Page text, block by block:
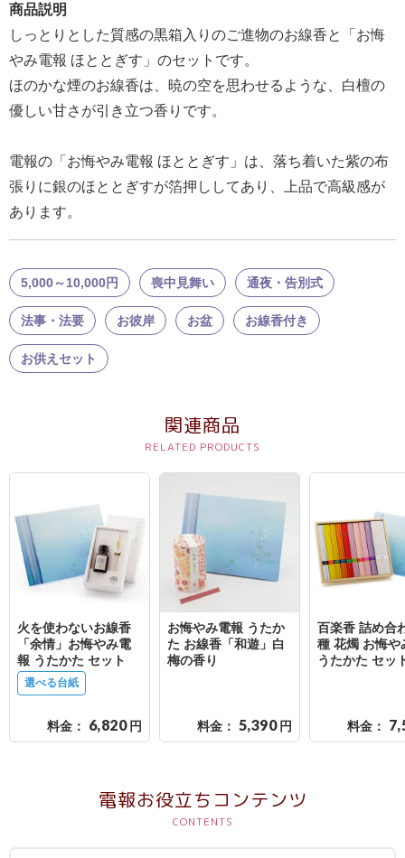
ニ
ュ
ア
ル・
み
な
の
文
集
例
電
報-
Tips
お
悔
や
み
商品説明
しっとりとした質感の黒箱入りのご進物のお線香と「お悔
やみ電報 ほととぎす」のセットです。
ほのかな煙のお線香は、暁の空を思わせるような、白檀の
優しい甘さが引き立つ香りです。
電報の「お悔やみ電報 ほととぎす」は、落ち着いた紫の布
張りに銀のほととぎすが箔押ししてあり、上品で高級感が
あります。
5,000～10,000円 喪中見舞い 通夜・告別式
法事・法要 お彼岸 お盆 お線香付き
お供えセット
関連商品
火を使わないお線香
「余情」お悔やみ電
報 うたかた セット
選べる台紙
料金： 6,820 円
お悔やみ電報 うたか
た お線香「和遊」白
梅の香り
料金： 5,390 円
百楽香 詰め合
種 花燭 お悔や
うたかた セッ
料金：
電報お役立ちコンテンツ